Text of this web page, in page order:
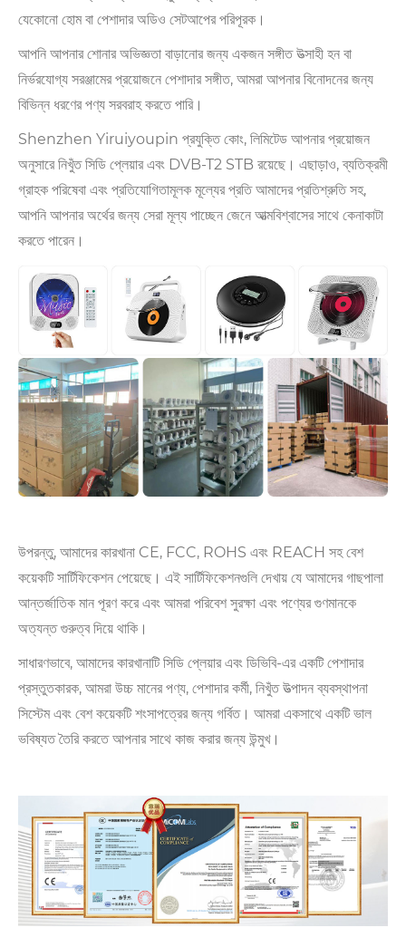
যেকোনো হোম বা পেশাদার অডিও সেটআপের পরিপূরক।
আপনি আপনার শোনার অভিজ্ঞতা বাড়ানোর জন্য একজন সঙ্গীত উত্সাহী হন বা
নির্ভরযোগ্য সরঞ্জামের প্রয়োজনে পেশাদার সঙ্গীত, আমরা আপনার বিনোদনের জন্য
বিভিন্ন ধরণের পণ্য সরবরাহ করতে পারি।
Shenzhen Yiruiyoupin প্রযুক্তি কোং, লিমিটেড আপনার প্রয়োজন
অনুসারে নিখুঁত সিডি প্লেয়ার এবং DVB-T2 STB রয়েছে। এছাড়াও, ব্যতিক্রমী
গ্রাহক পরিষেবা এবং প্রতিযোগিতামূলক মূল্যের প্রতি আমাদের প্রতিশ্রুতি সহ,
আপনি আপনার অর্থের জন্য সেরা মূল্য পাচ্ছেন জেনে আত্মবিশ্বাসের সাথে কেনাকাটা
করতে পারেন।
উপরন্তু, আমাদের কারখানা CE, FCC, ROHS এবং REACH সহ বেশ
কয়েকটি সার্টিফিকেশন পেয়েছে। এই সার্টিফিকেশনগুলি দেখায় যে আমাদের গাছপালা
আন্তর্জাতিক মান পূরণ করে এবং আমরা পরিবেশ সুরক্ষা এবং পণ্যের গুণমানকে
অত্যন্ত গুরুত্ব দিয়ে থাকি।
সাধারণভাবে, আমাদের কারখানাটি সিডি প্লেয়ার এবং ডিভিবি-এর একটি পেশাদার
প্রস্তুতকারক, আমরা উচ্চ মানের পণ্য, পেশাদার কর্মী, নিখুঁত উত্পাদন ব্যবস্থাপনা
সিস্টেম এবং বেশ কয়েকটি শংসাপত্রের জন্য গর্বিত। আমরা একসাথে একটি ভাল
ভবিষ্যত তৈরি করতে আপনার সাথে কাজ করার জন্য উন্মুখ।